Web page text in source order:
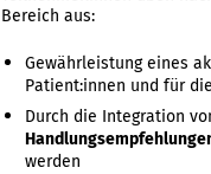
Bereich aus:
Gewährleistung eines
Patient:innen und für
Durch die Integration
werden